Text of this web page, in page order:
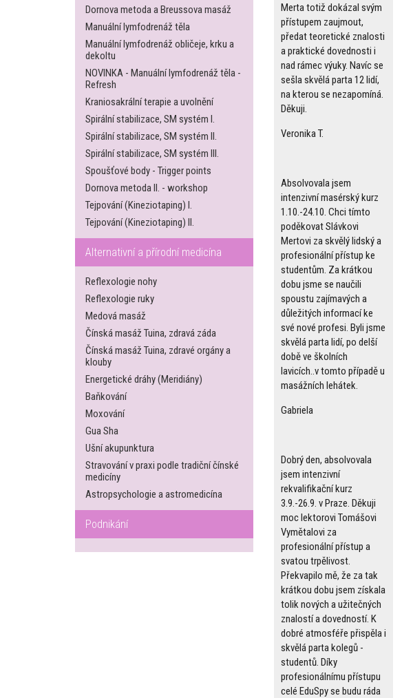
Dornova metoda a Breussova masáž
Manuální lymfodrenáž těla
Manuální lymfodrenáž obličeje, krku a
dekoltu
NOVINKA - Manuální lymfodrenáž těla -
Refresh
Kraniosakrální terapie a uvolnění
Spirální stabilizace, SM systém I.
Spirální stabilizace, SM systém II.
Spirální stabilizace, SM systém III.
Spoušťové body - Trigger points
Dornova metoda II. - workshop
Tejpování (Kineziotaping) I.
Tejpování (Kineziotaping) II.
Alternativní a přírodní medicína
Reflexologie nohy
Reflexologie ruky
Medová masáž
Čínská masáž Tuina, zdravá záda
Čínská masáž Tuina, zdravé orgány a
klouby
Energetické dráhy (Meridiány)
Baňkování
Moxování
Gua Sha
Ušní akupunktura
Stravování v praxi podle tradiční čínské
medicíny
Astropsychologie a astromedicína
Podnikání
Merta totiž dokázal svým
přístupem zaujmout,
předat teoretické znalosti
a praktické dovednosti i
nad rámec výuky. Navíc se
sešla skvělá parta 12 lidí,
na kterou se nezapomíná.
Děkuji.
Veronika T.
Absolvovala jsem
intenzivní masérský kurz
1.10.-24.10. Chci tímto
poděkovat Slávkovi
Mertovi za skvělý lidský a
profesionální přístup ke
studentům. Za krátkou
dobu jsme se naučili
spoustu zajímavých a
důležitých informací ke
své nové profesi. Byli jsme
skvělá parta lidí, po delší
době ve školních
lavicích..v tomto případě u
masážních lehátek.
Gabriela
Dobrý den, absolvovala
jsem intenzivní
rekvalifikační kurz
3.9.-26.9. v Praze. Děkuji
moc lektorovi Tomášovi
Vymětalovi za
profesionální přístup a
svatou trpělivost.
Překvapilo mě, že za tak
krátkou dobu jsem získala
tolik nových a užitečných
znalostí a dovedností. K
dobré atmosféře přispěla i
skvělá parta kolegů -
studentů. Díky
profesionálnímu přístupu
celé EduSpy se budu ráda